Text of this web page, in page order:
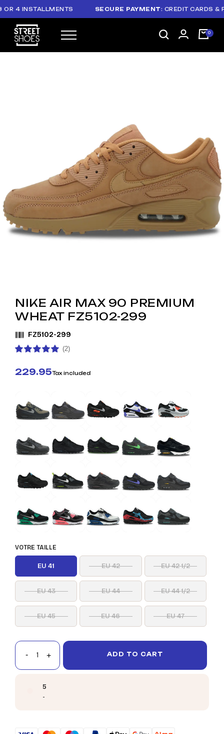
INSTALLMENTS SECURE PAYMENT: CREDIT CARDS &
NIKE AIR MAX 90 PREMIUM
WHEAT FZ5102-299
FZ5102-299
(2)
229.95Tax included
VOTRE TAILLE
EU 41 EU 42 EU 42 1/2
EU 43 EU 44 EU 44 1/2
EU 45 EU 46 EU 47
ADD TO CART
5
-